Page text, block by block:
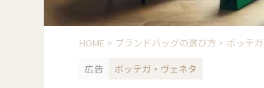
HOME > ブランドバッグの選び方 > ボッテ
広告
ボッテガ・ヴェネタ